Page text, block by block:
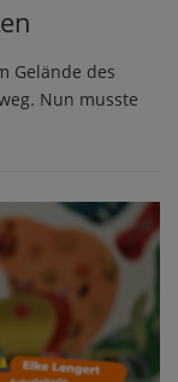
Gelände des
Nun musste